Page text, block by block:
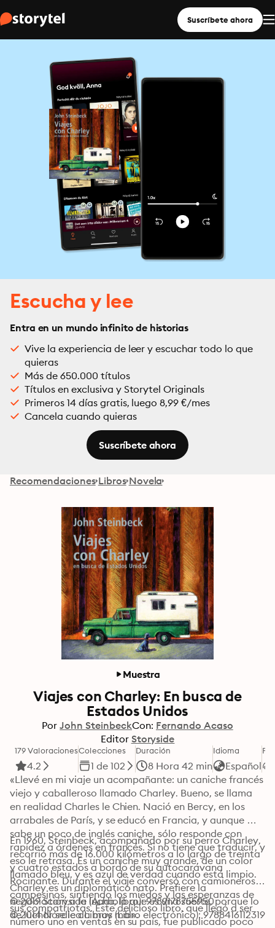
Suscríbete ahora
Escucha y lee
Entra en un mundo infinito de historias
Vive la experiencia de leer y escuchar todo lo que
quieras
Más de 650.000 títulos
Títulos en exclusiva y Storytel Originals
Primeros 14 días gratis, luego 8,99 €/mes
Cancela cuando quieras
Suscríbete ahora
Recomendaciones Libros Novela
Muestra
Viajes con Charley: En busca de
Estados Unidos
Por John SteinbeckCon: Fernando Acaso
Editor Storyside
179 Valoraciones
4.2
Colecciones
1 de 102
Duración
8 Hora 42 min
Idioma
Español
«Llevé en mi viaje un acompañante: un caniche francés
viejo y caballeroso llamado Charley. Bueno, se llama
en realidad Charles le Chien. Nació en Bercy, en los
arrabales de París, y se educó en Francia, y aunque
sabe un poco de inglés caniche, sólo responde con
rapidez a órdenes en francés. Si no tiene que traducir, y
eso le retrasa. Es un caniche muy grande, de un color
llamado bleu, y es azul de verdad cuando está limpio.
Charley es un diplomático nato. Prefiere la
negociación a la lucha, lo que es una suerte, porque lo
de luchar se le da muy mal».
En 1960, Steinbeck, acompañado por su perro Charley,
recorrió más de 16.000 kilómetros a lo largo de treinta
y cuatro estados a bordo de su autocaravana
Rocinante. Durante el viaje conversó con camioneros y
campesinos, sintiendo los miedos y las esperanzas de
sus compatriotas. Este delicioso libro, que llegó a ser
número uno en ventas en su país, fue publicado poco
© 2019 Storyside (Audiolibro): 9789178755950
© 2014 Nórdica Libros (Libro electrónico): 9788416112319